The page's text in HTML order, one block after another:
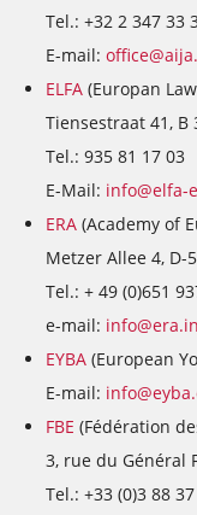
Tel.: +32 2 347 33
E-mail:
ELFA (Europan
Tiensestraat 41, B
Tel.: 935 81 17 03
E-Mail: info@elfa-
ERA (Academy of
Metzer Allee 4, D-
Tel.: + 49 (0)651
e-mail:
EYBA (European
E-mail:
FBE (Fédération
3, rue du Général
Tel.: +33 (0)3 88